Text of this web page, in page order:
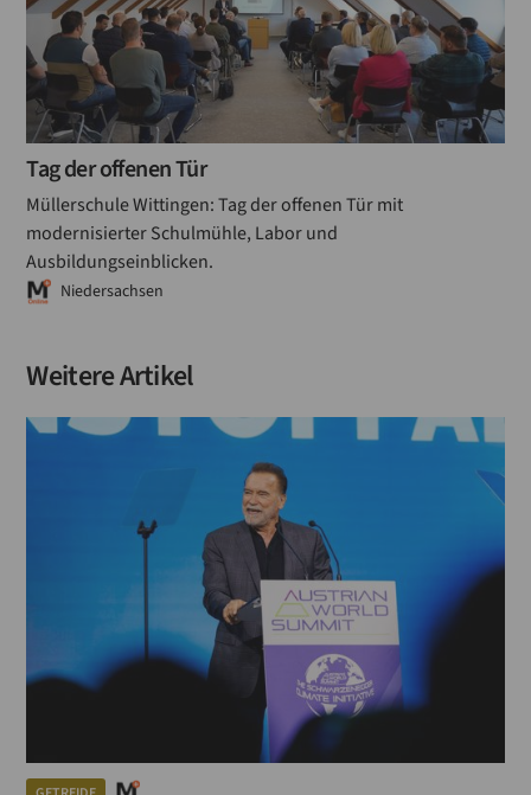
Tag der offenen Tür
Müllerschule Wittingen: Tag der offenen Tür mit
modernisierter Schulmühle, Labor und
Ausbildungseinblicken.
Niedersachsen
Weitere Artikel